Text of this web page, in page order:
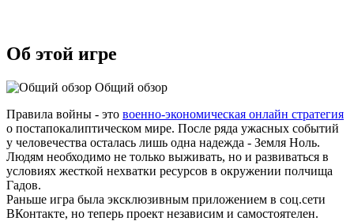
Об этой игре
Общий обзор
Правила войны - это военно-экономическая онлайн стратегия
о постапокалиптическом мире. После ряда ужасных событий
у человечества осталась лишь одна надежда - Земля Ноль.
Людям необходимо не только выживать, но и развиваться в
условиях жесткой нехватки ресурсов в окружении полчища
Гадов.
Раньше игра была эксклюзивным приложением в соц.сети
ВКонтакте, но теперь проект независим и самостоятелен.